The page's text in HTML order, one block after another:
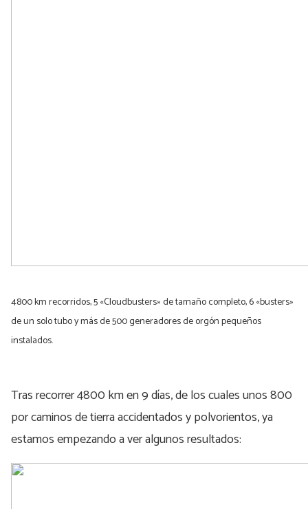
4800 km recorridos, 5 «Cloudbusters» de tamaño completo, 6 «busters»
de un solo tubo y más de 500 generadores de orgón pequeños
instalados.
Tras recorrer 4800 km en 9 días, de los cuales unos 800
por caminos de tierra accidentados y polvorientos, ya
estamos empezando a ver algunos resultados: